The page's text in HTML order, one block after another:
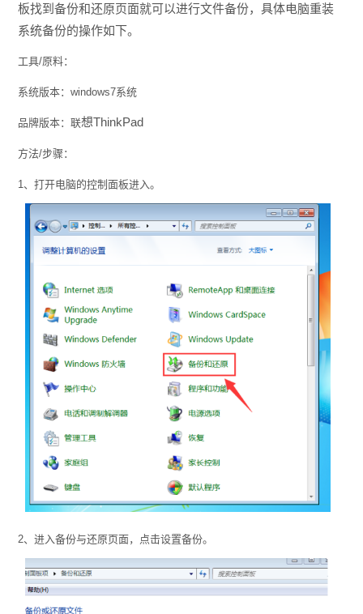
板找到备份和还原页面就可以进行文件备份，具体电脑重装
系统备份的操作如下。
工具/原料：
系统版本：windows7系统
品牌版本：联想ThinkPad
方法/步骤：
1、打开电脑的控制面板进入。
2、进入备份与还原页面，点击设置备份。